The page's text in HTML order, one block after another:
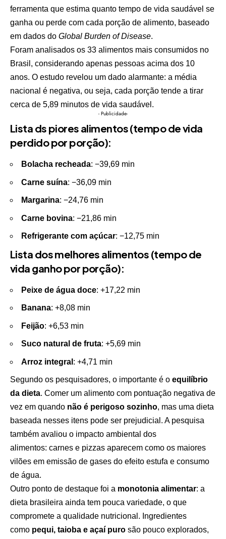
ferramenta que estima quanto tempo de vida saudável se
ganha ou perde com cada porção de alimento, baseado
em dados do Global Burden of Disease.
Foram analisados os 33 alimentos mais consumidos no
Brasil, considerando apenas pessoas acima dos 10
anos. O estudo revelou um dado alarmante: a média
nacional é negativa, ou seja, cada porção tende a tirar
cerca de 5,89 minutos de vida saudável.
- Publicidade-
Lista ds piores alimentos (tempo de vida
perdido por porção):
Bolacha recheada: −39,69 min
Carne suína: −36,09 min
Margarina: −24,76 min
Carne bovina: −21,86 min
Refrigerante com açúcar: −12,75 min
Lista dos melhores alimentos (tempo de
vida ganho por porção):
Peixe de água doce: +17,22 min
Banana: +8,08 min
Feijão: +6,53 min
Suco natural de fruta: +5,69 min
Arroz integral : +4,71 min
Segundo os pesquisadores, o importante é o equilíbrio
da dieta. Comer um alimento com pontuação negativa de
vez em quando não é perigoso sozinho, mas uma dieta
baseada nesses itens pode ser prejudicial. A pesquisa
também avaliou o impacto ambiental dos
alimentos: carnes e pizzas aparecem como os maiores
vilões em emissão de gases do efeito estufa e consumo
de água.
Outro ponto de destaque foi a monotonia alimentar: a
dieta brasileira ainda tem pouca variedade, o que
compromete a qualidade nutricional. Ingredientes
como pequi, taioba e açaí puro são pouco explorados,